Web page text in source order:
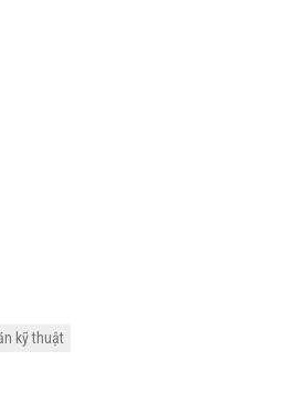
kỹ thuật